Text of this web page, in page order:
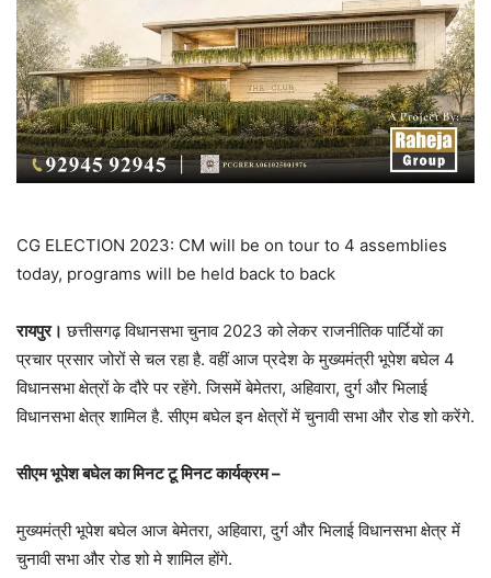
CG ELECTION 2023: CM will be on tour to 4 assemblies
today, programs will be held back to back
रायपुर। छत्तीसगढ़ विधानसभा चुनाव 2023 को लेकर राजनीतिक पार्टियों का
प्रचार प्रसार जोरों से चल रहा है. वहीं आज प्रदेश के मुख्यमंत्री भूपेश बघेल 4
विधानसभा क्षेत्रों के दौरे पर रहेंगे. जिसमें बेमेतरा, अहिवारा, दुर्ग और भिलाई
विधानसभा क्षेत्र शामिल है. सीएम बघेल इन क्षेत्रों में चुनावी सभा और रोड शो करेंगे.
सीएम भूपेश बघेल का मिनट टू मिनट कार्यक्रम –
मुख्यमंत्री भूपेश बघेल आज बेमेतरा, अहिवारा, दुर्ग और भिलाई विधानसभा क्षेत्र में
चुनावी सभा और रोड शो मे शामिल होंगे.